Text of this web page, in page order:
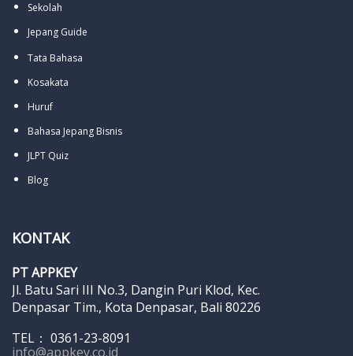
Sekolah
Jepang Guide
Tata Bahasa
Kosakata
Huruf
Bahasa Jepang Bisnis
JLPT Quiz
Blog
KONTAK
PT APPKEY
Jl. Batu Sari III No.3, Dangin Puri Klod, Kec.
Denpasar Tim., Kota Denpasar, Bali 80226
TEL： 0361-23-8091
info@appkey.co.id